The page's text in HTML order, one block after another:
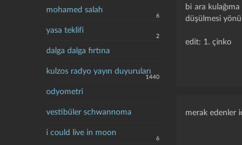
mohamed salah
6
yasa teklifi
2
dalga dalga fırtına
kulzos radyo yayın duyuruları
1440
odyometri
vestibüler schwannoma
i could live in moon
6
giriştiği
diye şimdiden
- talebiyle ilgili
- talep
bi ara
düşülmesi
edit: 1. çinko
merak edenler